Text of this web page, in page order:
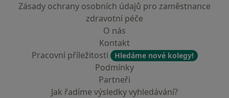
Zásady ochrany osobních údajů pro zaměstnance
zdravotní péče
O nás
Kontakt
Pracovní příležitosti
Hledáme nové kolegy!
Podmínky
Partneři
Jak řadíme výsledky vyhledávání?